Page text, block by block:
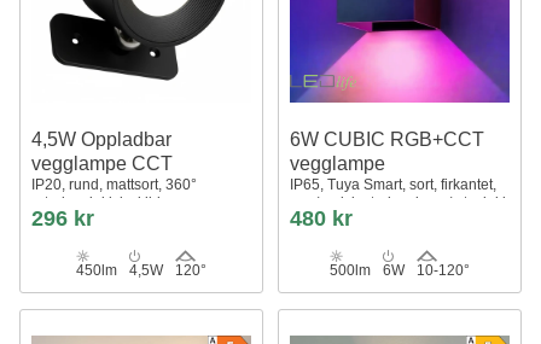
4,5W Oppladbar
vegglampe CCT
IP20, rund, mattsort, 360°
roterbar, inkl. lyskilde og
fjernkontroll
296 kr
450lm 4,5W 120°
6W CUBIC RGB+CCT
vegglampe
IP65, Tuya Smart, sort, firkantet,
opp/ned, justerbar, inne / ute, inkl.
lyskilde
480 kr
500lm 6W 10-120°